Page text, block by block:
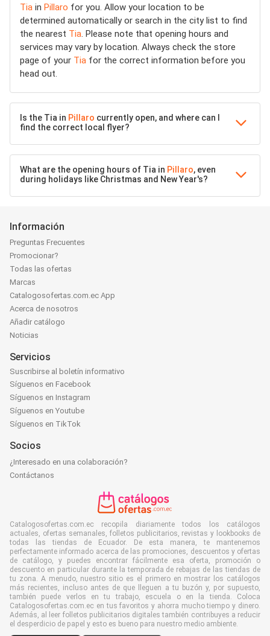
Tia in Pillaro for you. Allow your location to be
determined automatically or search in the city list to find
the nearest Tia. Please note that opening hours and
services may vary by location. Always check the store
page of your Tia for the correct information before you
head out.
Is the Tia in Pillaro currently open, and where can I
find the correct local flyer?
What are the opening hours of Tia in Pillaro, even
during holidays like Christmas and New Year's?
Información
Preguntas Frecuentes
Promocionar?
Todas las ofertas
Marcas
Catalogosofertas.com.ec App
Acerca de nosotros
Añadir catálogo
Noticias
Servicios
Suscribirse al boletín informativo
Síguenos en Facebook
Síguenos en Instagram
Síguenos en Youtube
Síguenos en TikTok
Socios
¿Interesado en una colaboración?
Contáctanos
Catalogosofertas.com.ec recopila diariamente todos los catálogos
actuales, ofertas semanales, folletos publicitarios, revistas y lookbooks de
todas las tiendas de Ecuador. De esta manera, te mantenemos
perfectamente informado acerca de las promociones, descuentos y ofertas
de catálogo, y puedes encontrar fácilmente esa oferta, promoción o
descuento en particular durante la temporada de rebajas de las tiendas de
tu zona. A menudo, nuestro sitio es el primero en mostrar los catálogos
más recientes, incluso antes de que lleguen a tu buzón y, por supuesto,
también puede verlos en tu trabajo, escuela o en la tienda. Coloca
Catalogosofertas.com.ec en tus favoritos y ahorra mucho tiempo y dinero.
Además, al leer folletos publicitarios digitales también contribuyes a reducir
el desperdicio de papel y esto es bueno para nuestro medio ambiente.